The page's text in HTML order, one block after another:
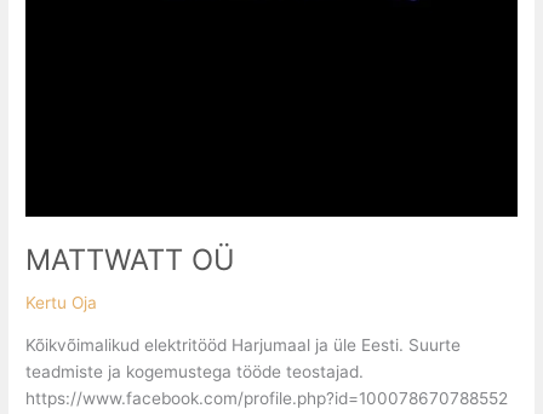
MATTWATT OÜ
Kertu Oja
Kõikvõimalikud elektritööd Harjumaal ja üle Eesti. Suurte
teadmiste ja kogemustega tööde teostajad.
https://www.facebook.com/profile.php?id=100078670788552